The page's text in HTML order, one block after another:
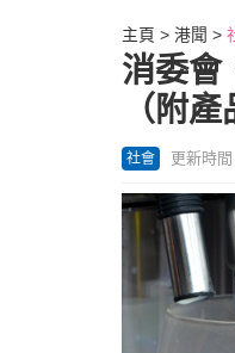
主頁 港聞
消委會
（附產
社會 更新時